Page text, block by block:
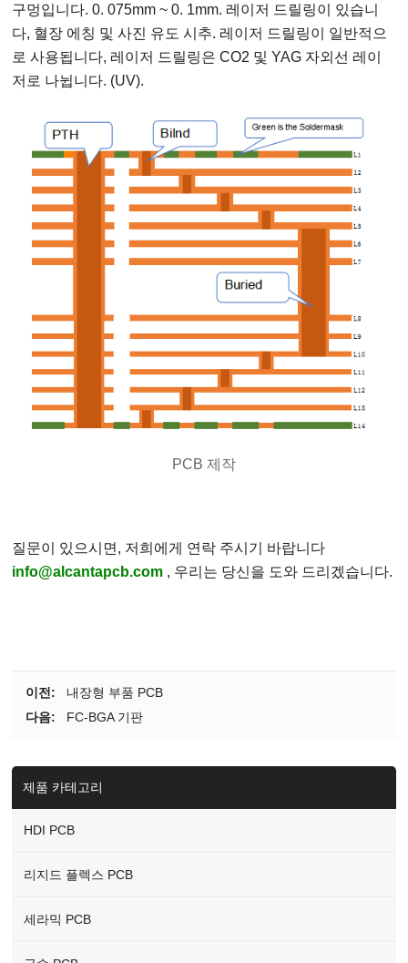
구멍입니다. 0. 075mm ~ 0. 1mm. 레이저 드릴링이 있습니
다, 혈장 에칭 및 사진 유도 시추. 레이저 드릴링이 일반적으
로 사용됩니다, 레이저 드릴링은 CO2 및 YAG 자외선 레이
저로 나뉩니다. (UV).
PCB 제작
질문이 있으시면, 저희에게 연락 주시기 바랍니다
info@alcantapcb.com , 우리는 당신을 도와 드리겠습니다.
이전:
내장형 부품 PCB
다음:
FC-BGA 기판
제품 카테고리
HDI PCB
리지드 플렉스 PCB
세라믹 PCB